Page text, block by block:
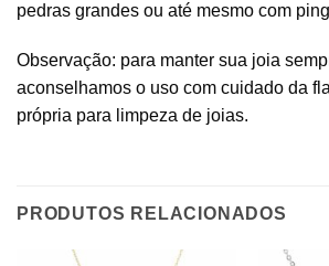
pedras grandes ou até mesmo com
Observação: para manter sua joia
aconselhamos o uso com cuidado da
própria para limpeza de joias.
PRODUTOS RELACIONADOS